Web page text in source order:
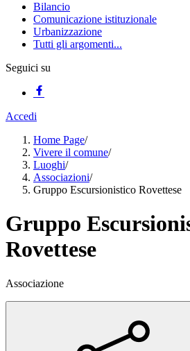
Bilancio
Comunicazione istituzionale
Urbanizzazione
Tutti gli argomenti...
Seguici su
Accedi
Home Page/
Vivere il comune/
Luoghi/
Associazioni/
Gruppo Escursionistico Rovettese
Gruppo
Rovettese
Associazione